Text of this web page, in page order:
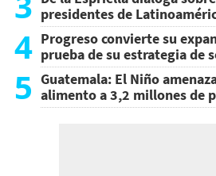
presidentes de
4 Progreso convierte su
prueba de su estrategia de
5 Guatemala: El Niño
alimento a 3,2 millones de